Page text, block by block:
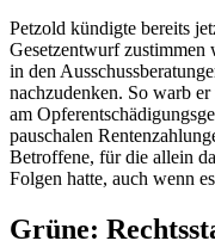
Petzold kündigte bereits
Gesetzentwurf zustimmen
in den
nachzudenken. So warb
am
pauschalen
Betroffene, für die allein
Folgen hatte, auch wenn
Grüne: